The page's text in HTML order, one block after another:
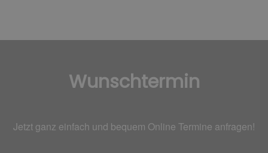
Wunschtermin
Jetzt ganz einfach und bequem Online Termine anfragen!